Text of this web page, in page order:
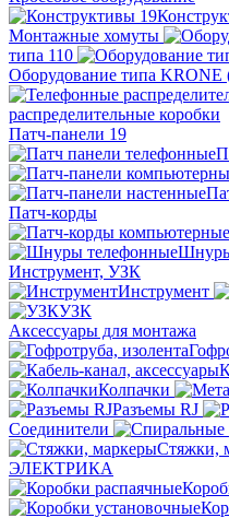
Монтажные хомуты
типа 110
Оборудование типа KRONE
распределительные коробки
Патч-панели 19
Патч-корды
Инструмент, УЗК
Инструмент
УЗК
Аксессуары для монтажа
Колпачки
Разъемы RJ
Соединители
Стяжки,
ЭЛЕКТРИКА